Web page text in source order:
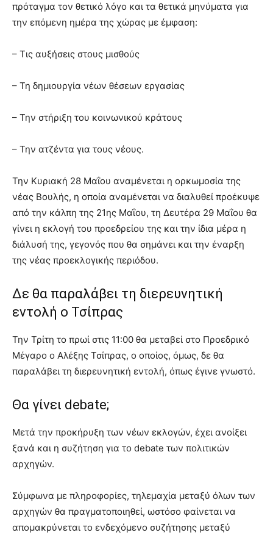
πρόταγμα τον θετικό λόγο και τα θετικά μηνύματα για
την επόμενη ημέρα της χώρας με έμφαση:
– Τις αυξήσεις στους μισθούς
– Τη δημιουργία νέων θέσεων εργασίας
– Την στήριξη του κοινωνικού κράτους
– Την ατζέντα για τους νέους.
Την Κυριακή 28 Μαΐου αναμένεται η ορκωμοσία της
νέας Βουλής, η οποία αναμένεται να διαλυθεί προέκυψε
από την κάλπη της 21ης Μαΐου, τη Δευτέρα 29 Μαΐου θα
γίνει η εκλογή του προεδρείου της και την ίδια μέρα η
διάλυσή της, γεγονός που θα σημάνει και την έναρξη
της νέας προεκλογικής περιόδου.
Δε θα παραλάβει τη διερευνητική
εντολή ο Τσίπρας
Την Τρίτη το πρωί στις 11:00 θα μεταβεί στο Προεδρικό
Μέγαρο ο Αλέξης Τσίπρας, ο οποίος, όμως, δε θα
παραλάβει τη διερευνητική εντολή, όπως έγινε γνωστό.
Θα γίνει debate;
Μετά την προκήρυξη των νέων εκλογών, έχει ανοίξει
ξανά και η συζήτηση για το debate των πολιτικών
αρχηγών.
Σύμφωνα με πληροφορίες, τηλεμαχία μεταξύ όλων των
αρχηγών θα πραγματοποιηθεί, ωστόσο φαίνεται να
απομακρύνεται το ενδεχόμενο συζήτησης μεταξύ